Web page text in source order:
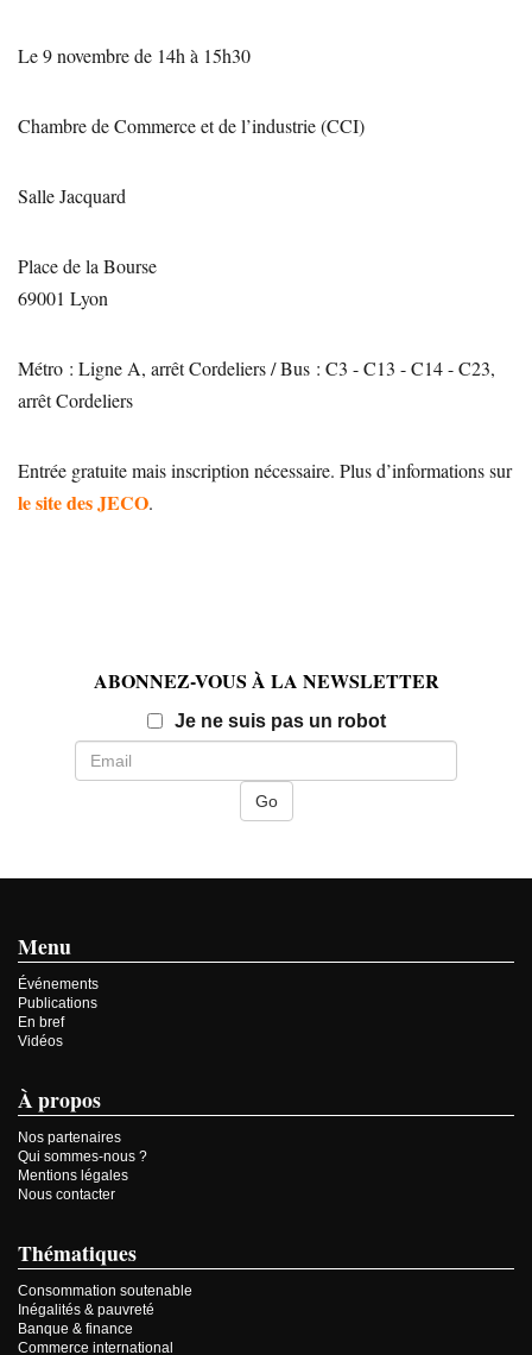
Le 9 novembre de 14h à 15h30
Chambre de Commerce et de l’industrie (CCI)
Salle Jacquard
Place de la Bourse
69001 Lyon
Métro : Ligne A, arrêt Cordeliers / Bus : C3 - C13 - C14 - C23,
arrêt Cordeliers
Entrée gratuite mais inscription nécessaire. Plus d’informations sur
le site des JECO.
ABONNEZ-VOUS À LA NEWSLETTER
Je ne suis pas un robotEmail
Menu
Événements
Publications
En bref
Vidéos
À propos
Nos partenaires
Qui sommes-nous ?
Mentions légales
Nous contacter
Thématiques
Consommation soutenable
Inégalités & pauvreté
Banque & finance
Commerce international